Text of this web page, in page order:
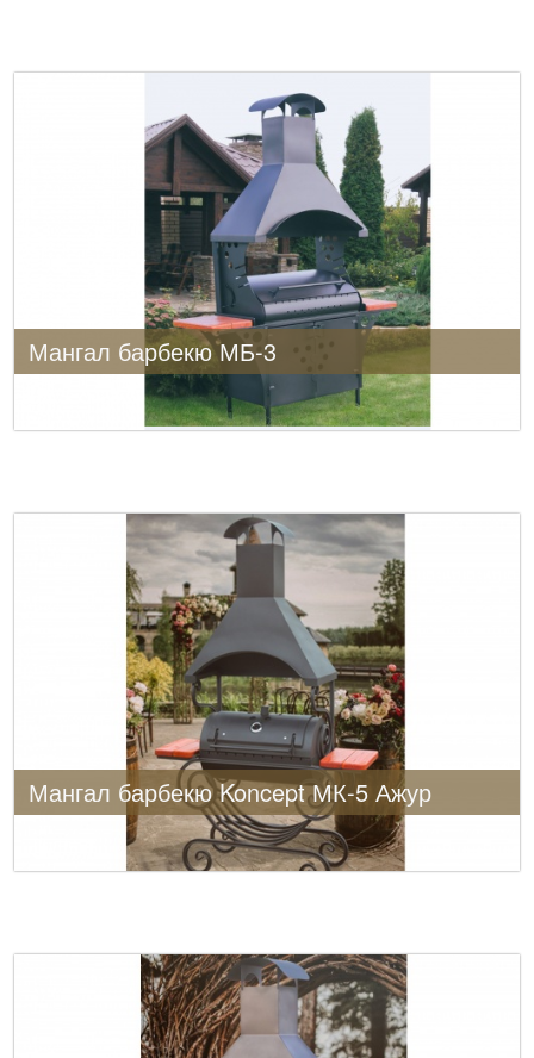
Мангал барбекю МБ-3
Мангал барбекю Koncept МК-5 Ажур